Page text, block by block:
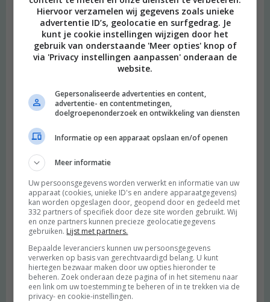
Hiervoor verzamelen wij gegevens zoals unieke
advertentie ID’s, geolocatie en surfgedrag. Je
kunt je cookie instellingen wijzigen door het
gebruik van onderstaande 'Meer opties' knop of
via 'Privacy instellingen aanpassen' onderaan de
website.
Gepersonaliseerde advertenties en content,
advertentie- en contentmetingen,
doelgroepenonderzoek en ontwikkeling van diensten
Informatie op een apparaat opslaan en/of openen
Meer informatie
Uw persoonsgegevens worden verwerkt en informatie van uw
apparaat (cookies, unieke ID's en andere apparaatgegevens)
kan worden opgeslagen door, geopend door en gedeeld met
332 partners of specifiek door deze site worden gebruikt. Wij
en onze partners kunnen precieze geolocatiegegevens
gebruiken. Lijst met partners.
Bepaalde leveranciers kunnen uw persoonsgegevens
verwerken op basis van gerechtvaardigd belang. U kunt
hiertegen bezwaar maken door uw opties hieronder te
beheren. Zoek onderaan deze pagina of in het sitemenu naar
een link om uw toestemming te beheren of in te trekken via de
privacy- en cookie-instellingen.